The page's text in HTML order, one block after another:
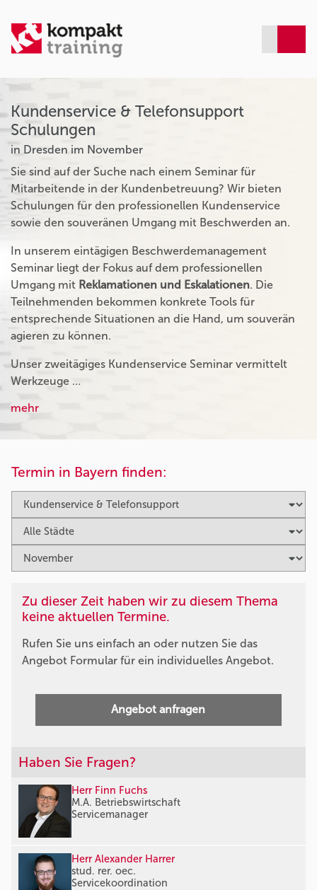
Kundenservice & Telefonsupport
Schulungen
in Dresden im November
Sie sind auf der Suche nach einem Seminar für
Mitarbeitende in der Kundenbetreuung? Wir bieten
Schulungen für den professionellen Kundenservice
sowie den souveränen Umgang mit Beschwerden an.
In unserem eintägigen Beschwerdemanagement
Seminar liegt der Fokus auf dem professionellen
Umgang mit Reklamationen und Eskalationen. Die
Teilnehmenden bekommen konkrete Tools für
entsprechende Situationen an die Hand, um souverän
agieren zu können.
Unser zweitägiges Kundenservice Seminar vermittelt
Werkzeuge …
mehr
Termin in Bayern finden:
Zu dieser Zeit haben wir zu diesem Thema
keine aktuellen Termine.
Rufen Sie uns einfach an oder nutzen Sie das
Angebot Formular für ein individuelles Angebot.
Angebot anfragen
Haben Sie Fragen?
Herr Finn Fuchs
M.A. Betriebswirtschaft
Servicemanager
Herr Alexander Harrer
stud. rer. oec.
Servicekoordination